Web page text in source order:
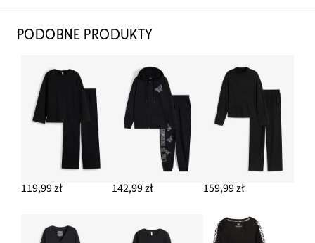
PODOBNE PRODUKTY
119,99 zł 142,99 zł 159,99 zł